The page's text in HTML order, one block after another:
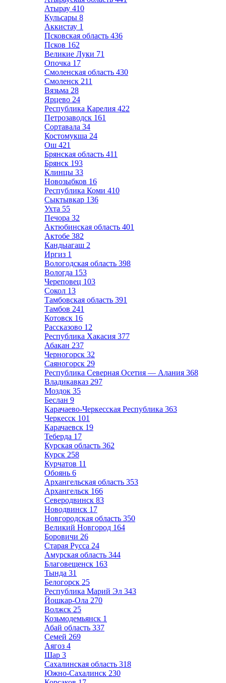
Атырау 410
Кульсары 8
Аккистау 1
Псковская область 436
Псков 162
Великие Луки 71
Опочка 17
Смоленская область 430
Смоленск 211
Вязьма 28
Ярцево 24
Республика Карелия 422
Петрозаводск 161
Сортавала 34
Костомукша 24
Ош 421
Брянская область 411
Брянск 193
Клинцы 33
Новозыбков 16
Республика Коми 410
Сыктывкар 136
Ухта 55
Печора 32
Актюбинская область 401
Актобе 382
Кандыагаш 2
Иргиз 1
Вологодская область 398
Вологда 153
Череповец 103
Сокол 13
Тамбовская область 391
Тамбов 241
Котовск 16
Рассказово 12
Республика Хакасия 377
Абакан 237
Черногорск 32
Саяногорск 29
Республика Северная Осетия — Алания 368
Владикавказ 297
Моздок 35
Беслан 9
Карачаево-Черкесская Республика 363
Черкесск 101
Карачаевск 19
Теберда 17
Курская область 362
Курск 258
Курчатов 11
Обоянь 6
Архангельская область 353
Архангельск 166
Северодвинск 83
Новодвинск 17
Новгородская область 350
Великий Новгород 164
Боровичи 26
Старая Русса 24
Амурская область 344
Благовещенск 163
Тында 31
Белогорск 25
Республика Марий Эл 343
Йошкар-Ола 270
Волжск 25
Козьмодемьянск 1
Абай область 337
Семей 269
Аягоз 4
Шар 3
Сахалинская область 318
Южно-Сахалинск 230